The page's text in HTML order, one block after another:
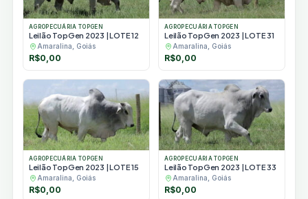
AGROPECUÁRIA TOPGEN
Leilão TopGen 2023 | LOTE 12
Amaralina, Goiás
R$0,00
AGROPECUÁRIA TOPGEN
Leilão TopGen 2023 | LOTE 31
Amaralina, Goiás
R$0,00
AGROPECUÁRIA TOPGEN
Leilão TopGen 2023 | LOTE 15
Amaralina, Goiás
R$0,00
AGROPECUÁRIA TOPGEN
Leilão TopGen 2023 | LOTE 33
Amaralina, Goiás
R$0,00